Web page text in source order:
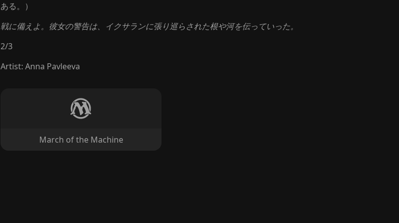
ある。）
戦に備えよ。彼女の警告は、イクサランに張り巡らされた根や河を伝っていった。
2/3
Artist: Anna Pavleeva
March of the Machine